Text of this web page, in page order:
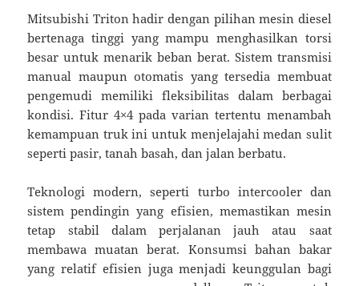
Mitsubishi Triton hadir dengan pilihan mesin diesel
bertenaga tinggi yang mampu menghasilkan torsi
besar untuk menarik beban berat. Sistem transmisi
manual maupun otomatis yang tersedia membuat
pengemudi memiliki fleksibilitas dalam berbagai
kondisi. Fitur 4×4 pada varian tertentu menambah
kemampuan truk ini untuk menjelajahi medan sulit
seperti pasir, tanah basah, dan jalan berbatu.
Teknologi modern, seperti turbo intercooler dan
sistem pendingin yang efisien, memastikan mesin
tetap stabil dalam perjalanan jauh atau saat
membawa muatan berat. Konsumsi bahan bakar
yang relatif efisien juga menjadi keunggulan bagi